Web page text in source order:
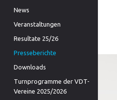
News
Veranstaltungen
Resultate 25/26
Presseberichte
Downloads
Turnprogramme der VDT-
Vereine 2025/2026